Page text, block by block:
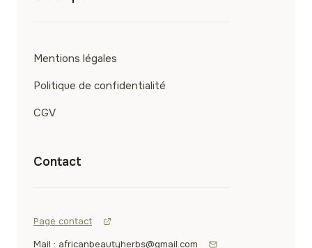
Mentions légales
Politique de confidentialité
CGV
Contact
Page contact
Mail : africanbeautyherbs@gmail.com